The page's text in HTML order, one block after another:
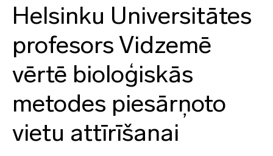
Helsinku Universitātes
profesors Vidzemē
vērtē bioloģiskās
metodes piesārņoto
vietu attīrīšanai